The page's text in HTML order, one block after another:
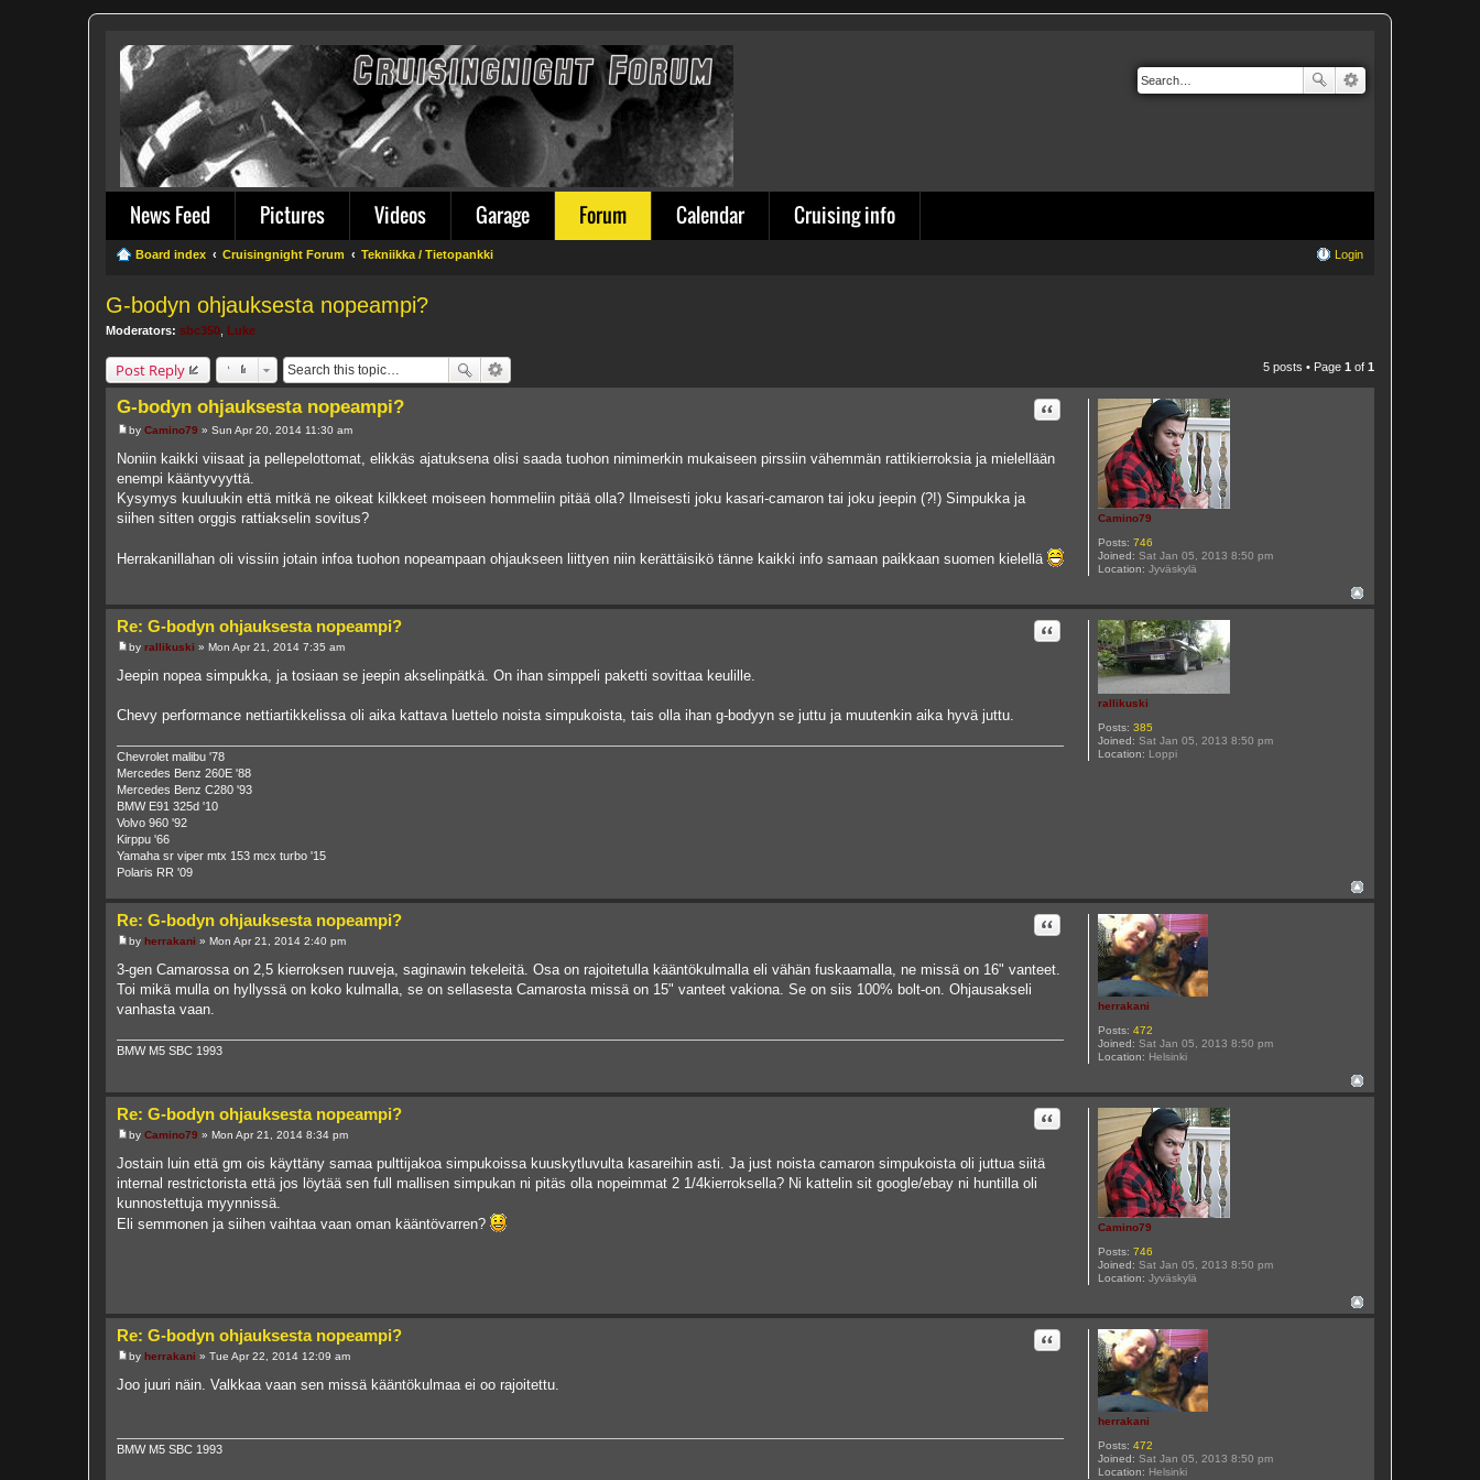
News Feed Pictures Videos Garage Forum Calendar Cruising info
Board index Cruisingnight Forum Tekniikka / Tietopankki Login
G-bodyn ohjauksesta nopeampi?
Moderators: sbc350 Luke
Post Reply 5 posts • Page 1 of 1
Camino79
Posts: 746
Joined: Sat Jan 05, 2013 8:50 pm
Location: Jyväskylä
G-bodyn ohjauksesta nopeampi? Quote
P
s
t
by Camino79 » Sun Apr 20, 2014 11:30 am
Noniin kaikki viisaat ja pellepelottomat, elikkäs ajatuksena olisi saada tuohon nimimerkin mukaiseen pirssiin vähemmän rattikierroksia ja mielellään
enempi kääntyvyyttä.
Kysymys kuuluukin että mitkä ne oikeat kilkkeet moiseen hommeliin pitää olla? Ilmeisesti joku kasari-camaron tai joku jeepin (?!) Simpukka ja
siihen sitten orggis rattiakselin sovitus?
Herrakanillahan oli vissiin jotain infoa tuohon nopeampaan ohjaukseen liittyen niin kerättäisikö tänne kaikki info samaan paikkaan suomen kielellä
rallikuski
Posts: 385
Joined: Sat Jan 05, 2013 8:50 pm
Location: Loppi
Re: G-bodyn ohjauksesta nopeampi? Quote
P
s
by rallikuski » Mon Apr 21, 2014 7:35 am
Jeepin nopea simpukka, ja tosiaan se jeepin akselinpätkä. On ihan simppeli paketti sovittaa keulille.
Chevy performance nettiartikkelissa oli aika kattava luettelo noista simpukoista, tais olla ihan g-bodyyn se juttu ja muutenkin aika hyvä juttu.
Chevrolet malibu '78
Mercedes Benz 260E '88
Mercedes Benz C280 '93
BMW E91 325d '10
Volvo 960 '92
Kirppu '66
Yamaha sr viper mtx 153 mcx turbo '15
Polaris RR '09
herrakani
Posts: 472
Joined: Sat Jan 05, 2013 8:50 pm
Location: Helsinki
Re: G-bodyn ohjauksesta nopeampi? Quote
P
s
t
by herrakani » Mon Apr 21, 2014 2:40 pm
3-gen Camarossa on 2,5 kierroksen ruuveja, saginawin tekeleitä. Osa on rajoitetulla kääntökulmalla eli vähän fuskaamalla, ne missä on 16" vanteet.
Toi mikä mulla on hyllyssä on koko kulmalla, se on sellasesta Camarosta missä on 15" vanteet vakiona. Se on siis 100% bolt-on. Ohjausakseli
vanhasta vaan.
BMW M5 SBC 1993
Camino79
Posts: 746
Joined: Sat Jan 05, 2013 8:50 pm
Location: Jyväskylä
Re: G-bodyn ohjauksesta nopeampi? Quote
P
s
t
by Camino79 » Mon Apr 21, 2014 8:34 pm
Jostain luin että gm ois käyttäny samaa pulttijakoa simpukoissa kuuskytluvulta kasareihin asti. Ja just noista camaron simpukoista oli juttua siitä
internal restrictorista että jos löytää sen full mallisen simpukan ni pitäs olla nopeimmat 2 1/4kierroksella? Ni kattelin sit google/ebay ni huntilla oli
kunnostettuja myynnissä.
Eli semmonen ja siihen vaihtaa vaan oman kääntövarren?
herrakani
Posts: 472
Joined: Sat Jan 05, 2013 8:50 pm
Location: Helsinki
Re: G-bodyn ohjauksesta nopeampi? Quote
P
s
by herrakani » Tue Apr 22, 2014 12:09 am
Joo juuri näin. Valkkaa vaan sen missä kääntökulmaa ei oo rajoitettu.
BMW M5 SBC 1993